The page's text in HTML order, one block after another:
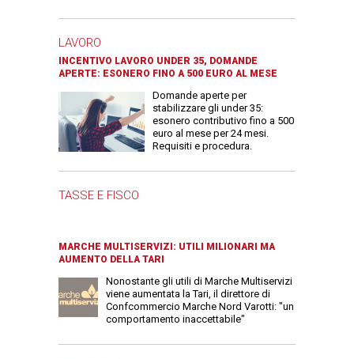
LAVORO
INCENTIVO LAVORO UNDER 35, DOMANDE
APERTE: ESONERO FINO A 500 EURO AL MESE
Domande aperte per
stabilizzare gli under 35:
esonero contributivo fino a 500
euro al mese per 24 mesi.
Requisiti e procedura.
TASSE E FISCO
MARCHE MULTISERVIZI: UTILI MILIONARI MA
AUMENTO DELLA TARI
Nonostante gli utili di Marche Multiservizi
viene aumentata la Tari, il direttore di
Confcommercio Marche Nord Varotti: "un
comportamento inaccettabile"